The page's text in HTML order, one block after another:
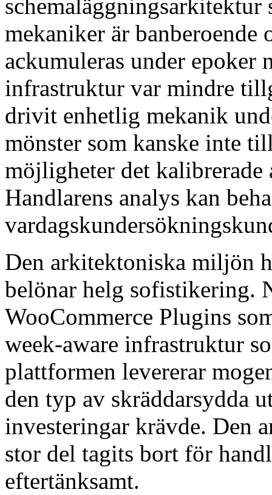
schemaläggningsarkitektur
mekaniker är banberoende
ackumuleras under epoker
infrastruktur var mindre
drivit enhetlig mekanik
mönster som kanske inte
möjligheter det
Handlarens analys kan
Den arkitektoniska miljön
belönar helg sofistikering.
WooCommerce Plugins
week-aware infrastruktur
plattformen levererar
den typ av skräddarsydda
investeringar krävde. Den
stor del tagits bort för
eftertänksamt.